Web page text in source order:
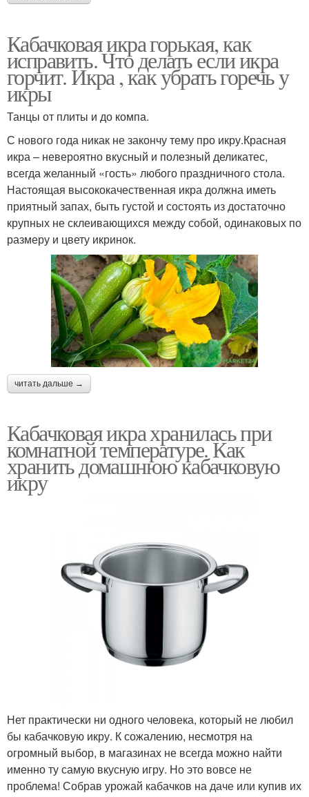
Кабачковая икра горькая, как
исправить. Что делать если икра
горчит. Икра , как убрать горечь у
икры
Танцы от плиты и до компа.
С нового года никак не закончу тему про икру.Красная
икра – невероятно вкусный и полезный деликатес,
всегда желанный «гость» любого праздничного стола.
Настоящая высококачественная икра должна иметь
приятный запах, быть густой и состоять из достаточно
крупных не склеивающихся между собой, одинаковых по
размеру и цвету икринок.
читать дальше →
Кабачковая икра хранилась при
комнатной температуре. Как
хранить домашнюю кабачковую
икру
Нет практически ни одного человека, который не любил
бы кабачковую икру. К сожалению, несмотря на
огромный выбор, в магазинах не всегда можно найти
именно ту самую вкусную игру. Но это вовсе не
проблема! Собрав урожай кабачков на даче или купив их